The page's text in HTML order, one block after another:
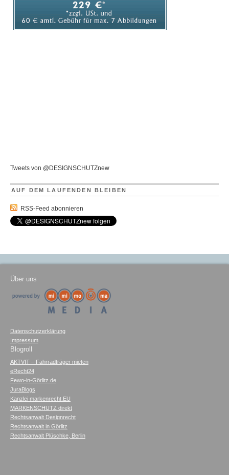
Tweets von @DESIGNSCHUTZnew
AUF DEM LAUFENDEN BLEIBEN
RSS-Feed abonnieren
Über uns
Datenschutzerklärung
Impressum
Blogroll
AKTVIT – Fahrradträger mieten
eRecht24
Fewo-in-Görlitz.de
JuraBlogs
Kanzlei markenrecht.EU
MARKENSCHUTZ direkt
Rechtsanwalt Designrecht
Rechtsanwalt in Görlitz
Rechtsanwalt Plüschke, Berlin